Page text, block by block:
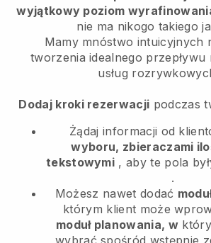
wyjątkowy poziom
nie ma nikogo takiego
Mamy mnóstwo intuicyjnych
tworzenia idealnego przepływu
usług
Dodaj kroki rezerwacji podczas
Żądaj informacji od
wyboru, zbieraczami
tekstowymi , aby te pola
.
Możesz nawet dodać
którym klient może
moduł planowania, w
wybrać spośród wstępnie